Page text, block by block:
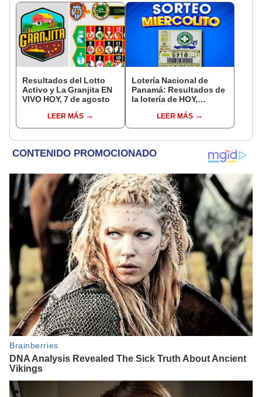
Resultados del Lotto
Activo y La Granjita EN
VIVO HOY, 7 de agosto
LEER MÁS
Lotería Nacional de
Panamá: Resultados de
la lotería de HOY,
Telemetro EN VIVO
LEER MÁS